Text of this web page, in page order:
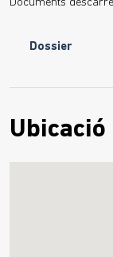
Documents
Dossier
Ubicació